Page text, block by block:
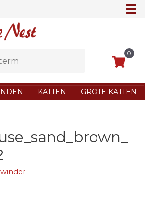
0
KATTEN GROTE KATTEN